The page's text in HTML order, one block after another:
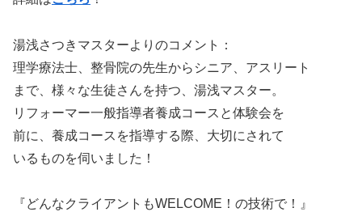
湯浅さつきマスターよりのコメント：
理学療法士、整骨院の先生からシニア、アスリート
まで、様々な生徒さんを持つ、湯浅マスター。
リフォーマー一般指導者養成コースと体験会を
前に、養成コースを指導する際、大切にされて
いるものを伺いました！
『どんなクライアントもWELCOME！の技術で！』